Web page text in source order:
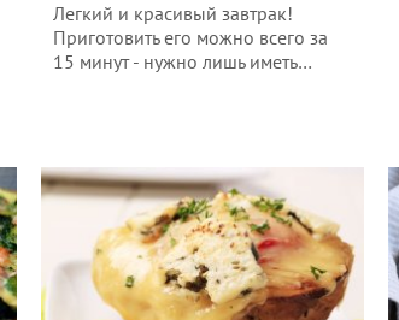
Легкий и красивый завтрак!
Приготовить его можно всего за
15 минут - нужно лишь иметь…